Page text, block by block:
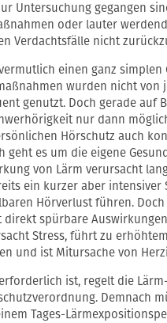
Untersuchung gegangen
oder lauter
Verdachtsfälle nicht
einen ganz simplen
wurden nicht von
genutzt. Doch gerade auf
nur dann
Hörschutz auch
geht es um die eigene
von Lärm verursacht
ein kurzer aber intensiver
Hörverlust führen. Doch
direkt spürbare
Stress, führt zu
und ist Mitursache von
ist, regelt die
Demnach
Tages-